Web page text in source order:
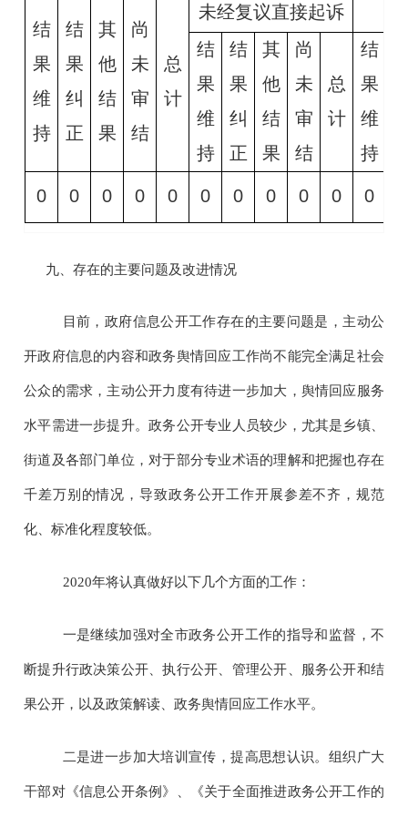
结
果
维
持
结
果
纠
正
其
他
结
果
尚
未
审
结
总
计
未经复议直接起诉
结
果
维
持
结
果
纠
正
其
他
结
果
尚
未
审
结
总
计
结
果
维
持
0 0 0 0 0 0 0 0 0 0 0
九、存在的主要问题及改进情况
目前，政府信息公开工作存在的主要问题是，主动公
开政府信息的内容和政务舆情回应工作尚不能完全满足社会
公众的需求，主动公开力度有待进一步加大，舆情回应服务
水平需进一步提升。政务公开专业人员较少，尤其是乡镇、
街道及各部门单位，对于部分专业术语的理解和把握也存在
千差万别的情况，导致政务公开工作开展参差不齐，规范
化、标准化程度较低。
2020年将认真做好以下几个方面的工作：
一是继续加强对全市政务公开工作的指导和监督，不
断提升行政决策公开、执行公开、管理公开、服务公开和结
果公开，以及政策解读、政务舆情回应工作水平。
二是进一步加大培训宣传，提高思想认识。组织广大
干部对《信息公开条例》、《关于全面推进政务公开工作的